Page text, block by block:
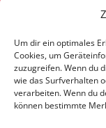
Um dir ein optimales
Cookies, um
zuzugreifen. Wenn du
wie das Surfverhalten
verarbeiten. Wenn du
können bestimmte